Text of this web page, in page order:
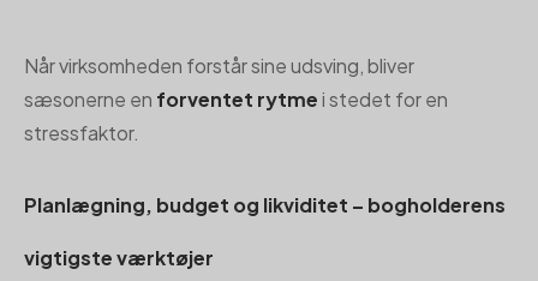
Når virksomheden forstår sine udsving, bliver
sæsonerne en forventet rytmei stedet for en
stressfaktor.
Planlægning, budget og likviditet – bogholderens
vigtigste værktøjer